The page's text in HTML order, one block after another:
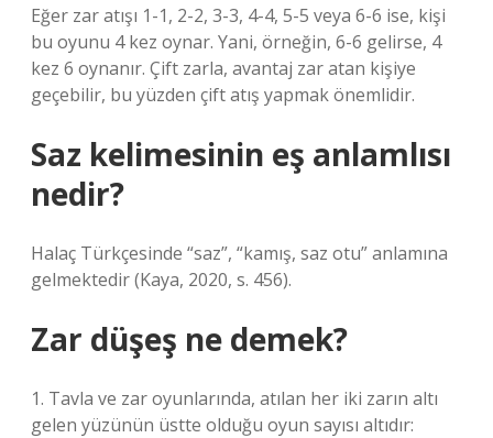
Eğer zar atışı 1-1, 2-2, 3-3, 4-4, 5-5 veya 6-6 ise, kişi
bu oyunu 4 kez oynar. Yani, örneğin, 6-6 gelirse, 4
kez 6 oynanır. Çift zarla, avantaj zar atan kişiye
geçebilir, bu yüzden çift atış yapmak önemlidir.
Saz kelimesinin eş anlamlısı
nedir?
Halaç Türkçesinde “saz”, “kamış, saz otu” anlamına
gelmektedir (Kaya, 2020, s. 456).
Zar düşeş ne demek?
1. Tavla ve zar oyunlarında, atılan her iki zarın altı
gelen yüzünün üstte olduğu oyun sayısı altıdır: